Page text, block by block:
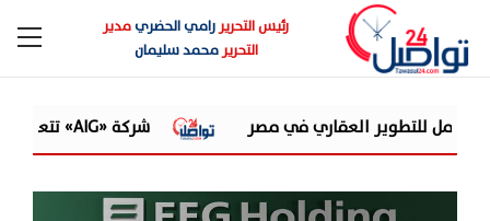
رئيس التحريررامي الحضريمدير
التحريرمحمد سليمان
شركة «AIG» تتعاون مع «CSCEC الصينية» بمشروع «AI Tower» بأعلى المعايير العالمية